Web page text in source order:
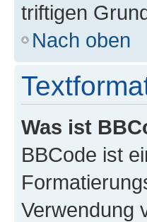
triftigen
Nach oben
Was ist
BBCode ist
Verwendung